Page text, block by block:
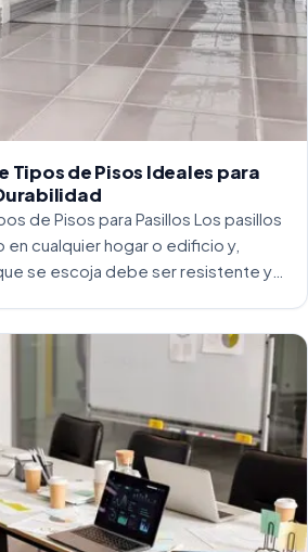
Tipos de Pisos Ideales para
de Pisos para Pasillos Los pasillos
en cualquier hogar o edificio y,
se escoja debe ser resistente y